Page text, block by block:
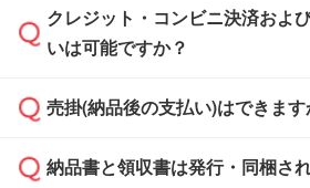
通常、翌営業日までにお送り
雑状況によっては、お時間をい
依頼いただいた場合は、翌営業
クレジット・コンビニ決済およ
いは可能ですか？
銀行振込のみのご対応となりま
売掛(納品後の支払い)はできます
基本的には先入金をお願いして
納品書と領収書は発行・同梱さ